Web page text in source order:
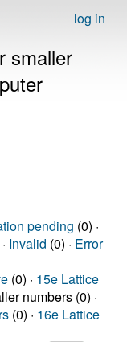
log in
smaller
pending (0) ·
Invalid (0) · Error
(0) · 15e Lattice
numbers (0) ·
(0) · 16e Lattice